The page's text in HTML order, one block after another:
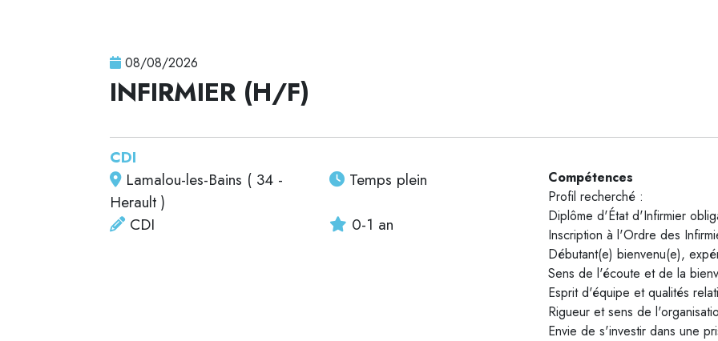
08/08/2026
INFIRMIER (H/F)
CDI
Lamalou-les-Bains ( 34 -
Herault )
Temps plein
CDI
0-1 an
Compétences
Profil recherché :
Diplôme d'État d'Infirmier
Inscription à l'Ordre des
Débutant(e) bienvenu(e),
Sens de l'écoute et de la
Esprit d'équipe et qualités
Rigueur et sens de
Envie de s'investir dans une